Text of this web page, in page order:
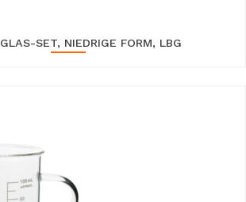
SET, NIEDRIGE FORM, LBG